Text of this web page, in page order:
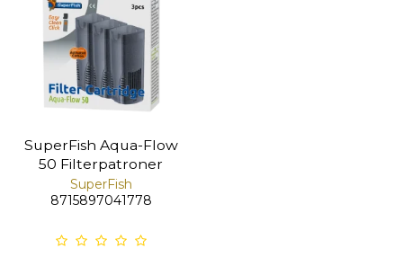
SuperFish Aqua-Flow
50 Filterpatroner
SuperFish
8715897041778